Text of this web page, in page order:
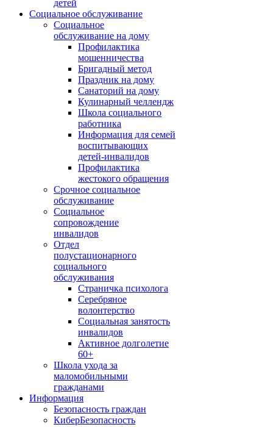
детей
Социальное обслуживание
Социальное
обслуживание на дому
Профилактика
мошенничества
Бригадный метод
Праздник на дому
Санаторий на дому
Кулинарный челлендж
Школа социального
работника
Информация для семей
воспитывающих
детей-инвалидов
Профилактика
жестокого обращения
Срочное социальное
обслуживание
Социальное
сопровождение
инвалидов
Отдел
полустационарного
социального
обслуживания
Страничка психолога
Серебряное
волонтерство
Социальная занятость
инвалидов
Активное долголетие
60+
Школа ухода за
маломобильными
гражданами
Информация
Безопасность граждан
КиберБезопасность